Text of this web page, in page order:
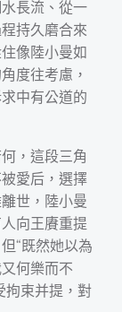
長流、從一
持久磨合來
像陸小曼如
度往考慮，
中有公道的
，這段三角
愛后，選擇
世，陸小曼
向王賡重提
“既然她以為
何樂而不
拘束并提，對